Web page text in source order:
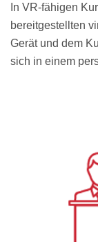
In VR-fähigen
bereitgestellten
Gerät und dem
sich in einem